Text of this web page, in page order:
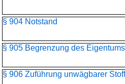
§ 904 Notstand
§ 905 Begrenzung des Eigentums
§ 906 Zuführung unwägbarer